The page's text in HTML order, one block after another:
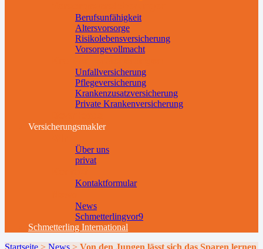
Berufsunfähigkeit
Altersvorsorge
Risikolebensversicherung
Vorsorgevollmacht
Unfallversicherung
Pflegeversicherung
Krankenzusatzversicherung
Private Krankenversicherung
Versicherungsmakler
Über uns
privat
Kontaktformular
News
Schmetterlingvor9
Schmetterling International
Startseite > News > Von den Jungen lässt sich das Sparen lernen